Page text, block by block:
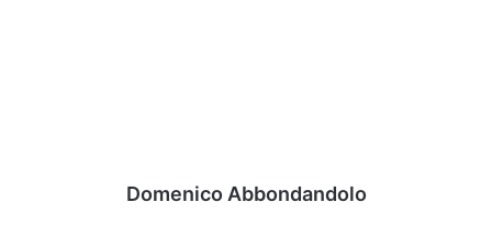
Domenico Abbondandolo